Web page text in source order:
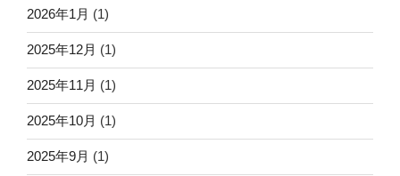
2026年1月 (1)
2025年12月 (1)
2025年11月 (1)
2025年10月 (1)
2025年9月 (1)